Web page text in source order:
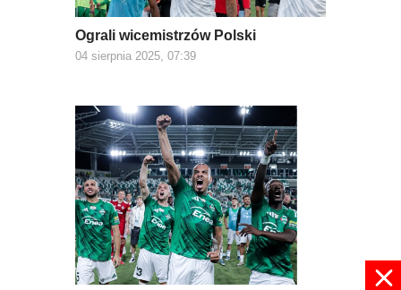
Ograli wicemistrzów Polski
04 sierpnia 2025, 07:39